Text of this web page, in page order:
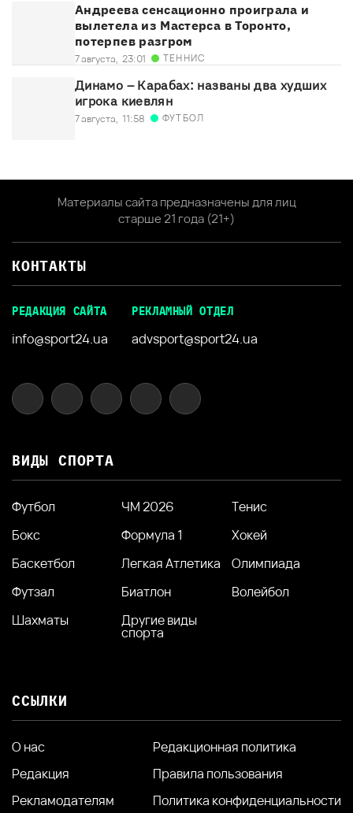
Андреева сенсационно проиграла и
вылетела из Мастерса в Торонто,
потерпев разгром
7 августа, 23:01 ТЕННИС
Динамо – Карабах: названы два худших
игрока киевлян
7 августа, 11:58 ФУТБОЛ
Материалы сайта предназначены для лиц
старше 21 года (21+)
КОНТАКТЫ
РЕДАКЦИЯ САЙТА
info@sport24.ua
РЕКЛАМНЫЙ ОТДЕЛ
advsport@sport24.ua
ВИДЫ СПОРТА
Футбол ЧМ 2026
Тенис
Бокс
Формула 1
Хокей
Баскетбол
Легкая Атлетика
Олимпиада
Футзал
Биатлон
Волейбол
Шахматы
Другие виды
спорта
ССЫЛКИ
О нас
Редакция
Рекламодателям
Редакционная политика
Правила пользования
Политика конфиденциальности